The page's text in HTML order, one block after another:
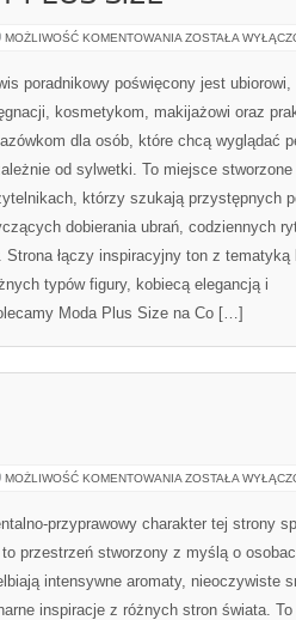
MOŻLIWOŚĆ KOMENTOWANIA MAKIJAŻ
PLUS
SIZE
ZOSTAŁA
poradnikowy poświęcony jest ubiorowi,
kosmetykom, makijażowi oraz
dla osób, które chcą wyglądać
od sylwetki. To miejsce
którzy szukają przystępnych
dobierania ubrań, codziennych
łączy inspiracyjny ton z tematyką
typów figury, kobiecą elegancją i
Moda Plus Size na Co […]
MOŻLIWOŚĆ KOMENTOWANIA PERFUMY
ZOSTAŁA
przyprawowy charakter tej strony
przestrzeń stworzony z myślą o
intensywne aromaty, nieoczywiste
inspiracje z różnych stron świata. To